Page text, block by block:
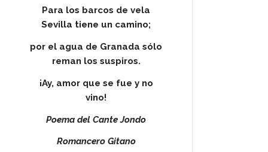
Para los barcos de vela
Sevilla tiene un camino;
por el agua de Granada sólo
reman los suspiros.
¡Ay, amor que se fue y no
vino!
Poema del Cante Jondo
Romancero Gitano